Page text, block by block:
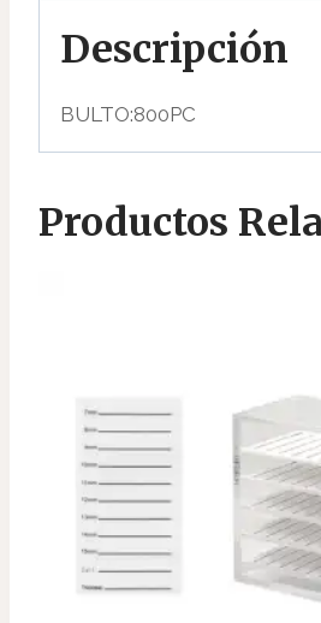
cantidad
Descripción
BULTO:800PC
Productos